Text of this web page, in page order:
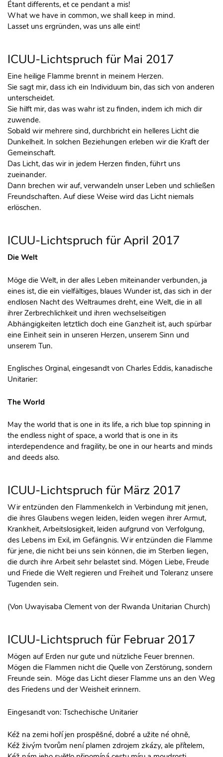
Étant differents, et ce pendant a mis!
What we have in common, we shall keep in mind.
Lasset uns ergründen, was uns alle eint!
ICUU-Lichtspruch für Mai 2017
Eine heilige Flamme brennt in meinem Herzen.
Sie sagt mir, dass ich ein Individuum bin, das sich von anderen
unterscheidet.
Sie hilft mir, das was wahr ist zu finden, indem ich mich dir
zuwende.
Sobald wir mehrere sind, durchbricht ein helleres Licht die
Dunkelheit. In solchen Beziehungen erleben wir die Kraft der
Gemeinschaft.
Das Licht, das wir in jedem Herzen finden, führt uns
zueinander.
Dann brechen wir auf, verwandeln unser Leben und schließen
Freundschaften. Auf diese Weise wird das Licht niemals
erlöschen.
ICUU-Lichtspruch für April 2017
Die Welt
Möge die Welt, in der alles Leben miteinander verbunden, ja
eines ist, die ein vielfältiges, blaues Wunder ist, das sich in der
endlosen Nacht des Weltraumes dreht, eine Welt, die in all
ihrer Zerbrechlichkeit und ihren wechselseitigen
Abhängigkeiten letztlich doch eine Ganzheit ist, auch spürbar
eine Einheit sein in unseren Herzen, unserem Sinn und
unserem Tun.
Englisches Orginal, eingesandt von Charles Eddis, kanadische
Unitarier:
The World
May the world that is one in its life, a rich blue top spinning in
the endless night of space, a world that is one in its
interdependence and fragility, be one in our hearts and minds
and deeds also.
ICUU-Lichtspruch für März 2017
Wir entzünden den Flammenkelch in Verbindung mit jenen,
die ihres Glaubens wegen leiden, leiden wegen ihrer Armut,
Krankheit, Arbeitslosigkeit, leiden aufgrund von Verfolgung,
des Lebens im Exil, im Gefängnis. Wir entzünden die Flamme
für jene, die nicht bei uns sein können, die im Sterben liegen,
die durch ihre Arbeit sehr belastet sind. Mögen Liebe, Freude
und Friede die Welt regieren und Freiheit und Toleranz unsere
Tugenden sein.
(Von Uwayisaba Clement von der Rwanda Unitarian Church)
ICUU-Lichtspruch für Februar 2017
Mögen auf Erden nur gute und nützliche Feuer brennen.
Mögen die Flammen nicht die Quelle von Zerstörung, sondern
Freunde sein. Möge das Licht dieser Flamme uns an den Weg
des Friedens und der Weisheit erinnern.
Eingesandt von: Tschechische Unitarier
Kéž na zemi hoří jen prospěšné, dobré a užite né ohně,
Kéž živým tvorům není plamen zdrojem zkázy, ale přítelem,